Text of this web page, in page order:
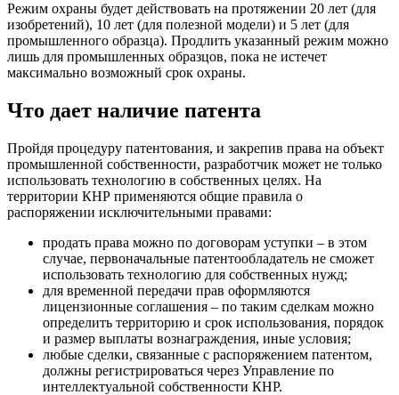
Режим охраны будет действовать на протяжении 20 лет (для
изобретений), 10 лет (для полезной модели) и 5 лет (для
промышленного образца). Продлить указанный режим можно
лишь для промышленных образцов, пока не истечет
максимально возможный срок охраны.
Что дает наличие патента
Пройдя процедуру патентования, и закрепив права на объект
промышленной собственности, разработчик может не только
использовать технологию в собственных целях. На
территории КНР применяются общие правила о
распоряжении исключительными правами:
продать права можно по договорам уступки – в этом
случае, первоначальные патентообладатель не сможет
использовать технологию для собственных нужд;
для временной передачи прав оформляются
лицензионные соглашения – по таким сделкам можно
определить территорию и срок использования, порядок
и размер выплаты вознаграждения, иные условия;
любые сделки, связанные с распоряжением патентом,
должны регистрироваться через Управление по
интеллектуальной собственности КНР.